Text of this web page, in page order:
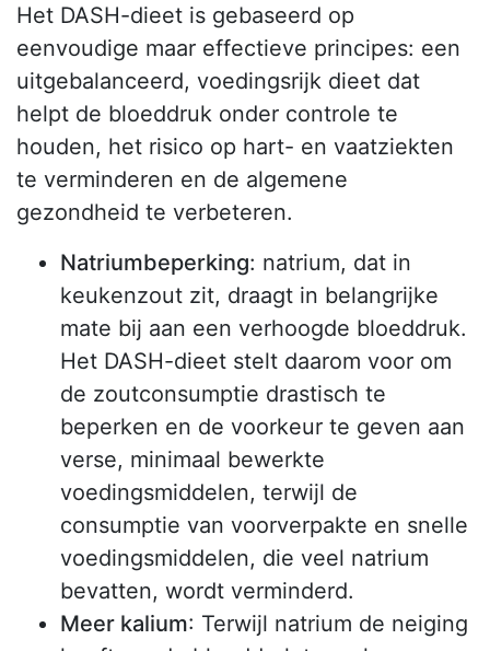
Het DASH-dieet is gebaseerd op
eenvoudige maar effectieve principes: een
uitgebalanceerd, voedingsrijk dieet dat
helpt de bloeddruk onder controle te
houden, het risico op hart- en vaatziekten
te verminderen en de algemene
gezondheid te verbeteren.
Natriumbeperking: natrium, dat in
keukenzout zit, draagt in belangrijke
mate bij aan een verhoogde bloeddruk.
Het DASH-dieet stelt daarom voor om
de zoutconsumptie drastisch te
beperken en de voorkeur te geven aan
verse, minimaal bewerkte
voedingsmiddelen, terwijl de
consumptie van voorverpakte en snelle
voedingsmiddelen, die veel natrium
bevatten, wordt verminderd.
Meer kalium: Terwijl natrium de neiging